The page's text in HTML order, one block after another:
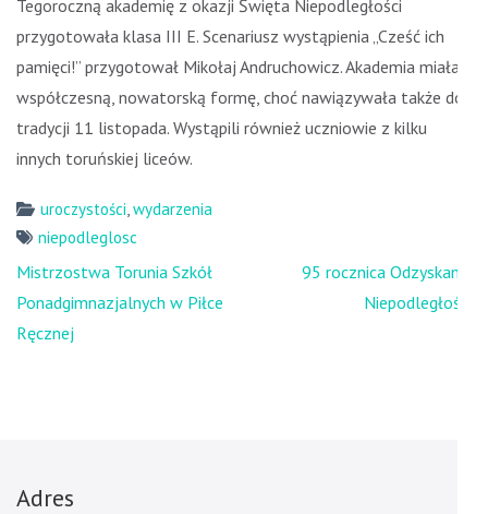
Tegoroczną akademię z okazji Święta Niepodległości
przygotowała klasa III E. Scenariusz wystąpienia „Cześć ich
pamięci!” przygotował Mikołaj Andruchowicz. Akademia miała
współczesną, nowatorską formę, choć nawiązywała także do
tradycji 11 listopada. Wystąpili również uczniowie z kilku
innych toruńskiej liceów.
uroczystości,wydarzenia
niepodleglosc
Nawigacja
wpisu
Mistrzostwa Torunia Szkół
Ponadgimnazjalnych w Piłce
Ręcznej
95 rocznica Odzyskania
Niepodległości
Adres